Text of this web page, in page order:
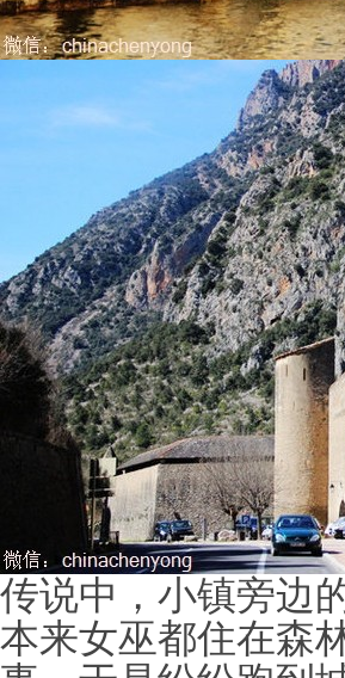
传说中，小镇旁边
本来女巫都住在森